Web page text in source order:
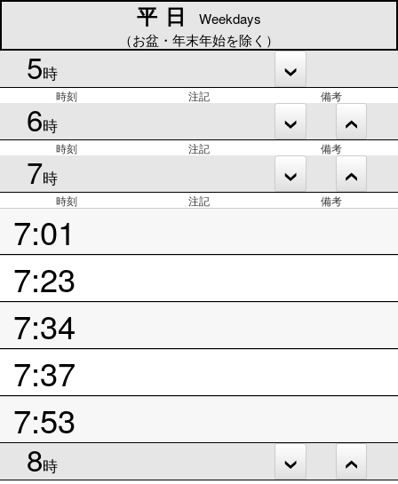
平日
Weekdays
（お盆・年末年始を除く）
5時
時刻 注記 備考
6時
時刻 注記 備考
7時
時刻 注記 備考
7:01
7:23
7:34
7:37
7:53
8時